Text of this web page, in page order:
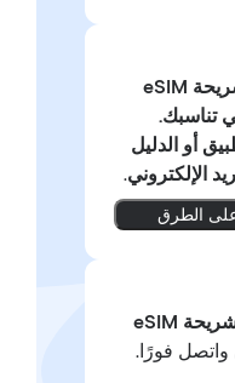
.
قم بتشغيل شريحة eSIM
فورًا.